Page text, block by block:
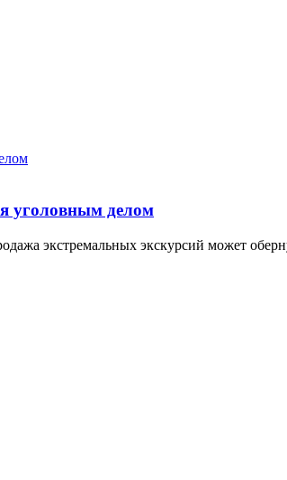
уголовным делом
экстремальных экскурсий может